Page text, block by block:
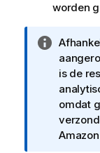
worden
I
n
f
o
r
m
a
is de
omdat
Amazon